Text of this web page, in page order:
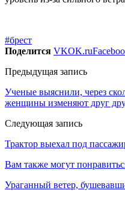
#брест
Поделится VKOK.ru
Предыдущая запись
Ученые выяснили, через
женщины изменяют друг
Следующая запись
Трактор выехал под
Вам также могут
Ураганный ветер,